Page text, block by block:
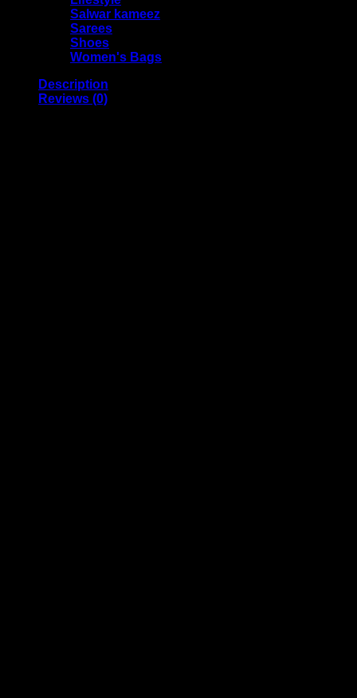
Salwar kameez
Sarees
Shoes
Women's Bags
Description
Reviews (0)